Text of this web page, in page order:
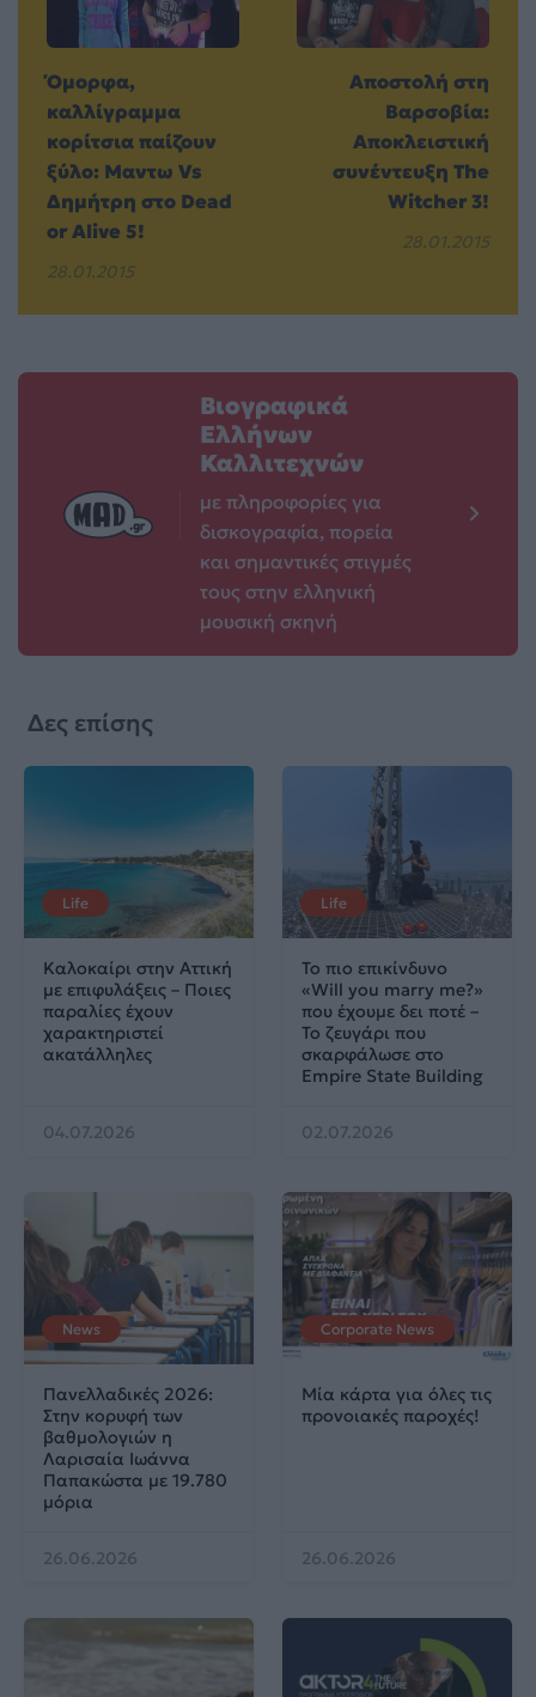
Όμορφα,
καλλίγραμμα
κορίτσια παίζουν
ξύλο: Μαντω Vs
Δημήτρη στο Dead
or Alive 5!
28.01.2015
Αποστολή στη
Βαρσοβία:
Αποκλειστική
συνέντευξη The
Witcher 3!
28.01.2015
Βιογραφικά
Ελλήνων
Καλλιτεχνών
με πληροφορίες για
δισκογραφία, πορεία
και σημαντικές στιγμές
τους στην ελληνική
μουσική σκηνή
Δες επίσης
Life
Καλοκαίρι στην Αττική
με επιφυλάξεις – Ποιες
παραλίες έχουν
χαρακτηριστεί
ακατάλληλες
04.07.2026
Life
Το πιο επικίνδυνο
«Will you marry me?»
που έχουμε δει ποτέ –
Το ζευγάρι που
σκαρφάλωσε στο
Empire State Building
02.07.2026
News
Πανελλαδικές 2026:
Στην κορυφή των
βαθμολογιών η
Λαρισαία Ιωάννα
Παπακώστα με 19.780
μόρια
26.06.2026
Corporate News
Μία κάρτα για όλες τις
προνοιακές παροχές!
26.06.2026